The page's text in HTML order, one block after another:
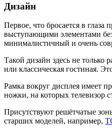
Дизайн
Первое, что бросается в
выступающими элементами
минималистичный и очень
Такой дизайн здесь не только
или классическая гостиная.
Рамка вокруг дисплея имеет
ножки, на которых телевизор
Присутствуют решётчатые
старших моделей, например,